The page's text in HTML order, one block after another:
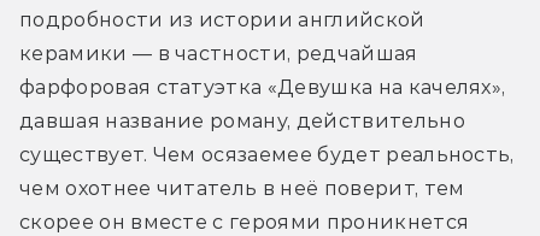
подробности из истории английской
керамики — в частности, редчайшая
фарфоровая статуэтка «Девушка на качелях»,
давшая название роману, действительно
существует. Чем осязаемее будет реальность,
чем охотнее читатель в неё поверит, тем
скорее он вместе с героями проникнется